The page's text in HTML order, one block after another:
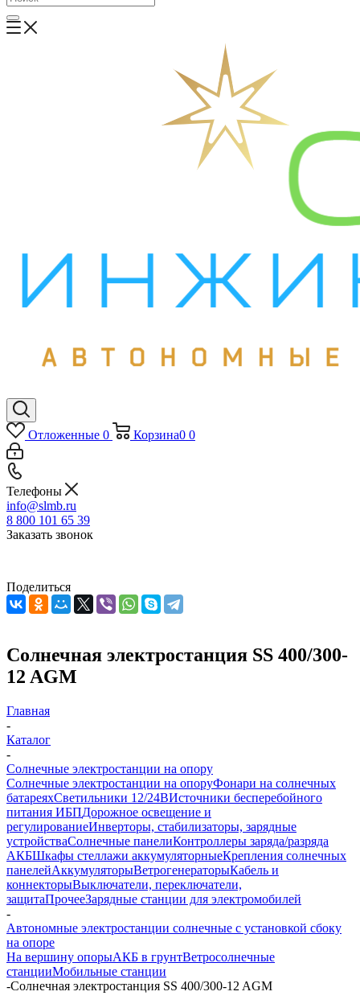
Отложенные 0 Корзина0 0
Телефоны
info@slmb.ru
8 800 101 65 39
Заказать звонок
Поделиться
Солнечная электростанция SS 400/300-
12 AGM
Главная
-
Каталог
-
Солнечные электростанции на опору
Солнечные электростанции на опоруФонари на солнечных
батареяхСветильники 12/24ВИсточники бесперебойного
питания ИБПДорожное освещение и
регулированиеИнверторы, стабилизаторы, зарядные
устройстваСолнечные панелиКонтроллеры заряда/разряда
АКБШкафы стеллажи аккумуляторныеКрепления солнечных
панелейАккумуляторыВетрогенераторыКабель и
коннекторыВыключатели, переключатели,
защитаПрочееЗарядные станции для электромобилей
-
Автономные электростанции солнечные с установкой сбоку
на опоре
На вершину опорыАКБ в грунтВетросолнечные
станцииМобильные станции
-Солнечная электростанция SS 400/300-12 AGM